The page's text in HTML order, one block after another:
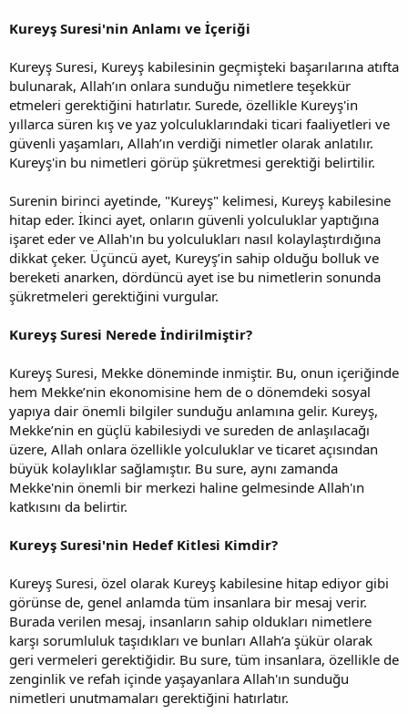
Kureyş Suresi'nin Anlamı ve İçeriği
Kureyş Suresi, Kureyş kabilesinin geçmişteki başarılarına atıfta
bulunarak, Allah’ın onlara sunduğu nimetlere teşekkür
etmeleri gerektiğini hatırlatır. Surede, özellikle Kureyş'in
yıllarca süren kış ve yaz yolculuklarındaki ticari faaliyetleri ve
güvenli yaşamları, Allah’ın verdiği nimetler olarak anlatılır.
Kureyş'in bu nimetleri görüp şükretmesi gerektiği belirtilir.
Surenin birinci ayetinde, "Kureyş" kelimesi, Kureyş kabilesine
hitap eder. İkinci ayet, onların güvenli yolculuklar yaptığına
işaret eder ve Allah'ın bu yolculukları nasıl kolaylaştırdığına
dikkat çeker. Üçüncü ayet, Kureyş’in sahip olduğu bolluk ve
bereketi anarken, dördüncü ayet ise bu nimetlerin sonunda
şükretmeleri gerektiğini vurgular.
Kureyş Suresi Nerede İndirilmiştir?
Kureyş Suresi, Mekke döneminde inmiştir. Bu, onun içeriğinde
hem Mekke’nin ekonomisine hem de o dönemdeki sosyal
yapıya dair önemli bilgiler sunduğu anlamına gelir. Kureyş,
Mekke’nin en güçlü kabilesiydi ve sureden de anlaşılacağı
üzere, Allah onlara özellikle yolculuklar ve ticaret açısından
büyük kolaylıklar sağlamıştır. Bu sure, aynı zamanda
Mekke'nin önemli bir merkezi haline gelmesinde Allah'ın
katkısını da belirtir.
Kureyş Suresi'nin Hedef Kitlesi Kimdir?
Kureyş Suresi, özel olarak Kureyş kabilesine hitap ediyor gibi
görünse de, genel anlamda tüm insanlara bir mesaj verir.
Burada verilen mesaj, insanların sahip oldukları nimetlere
karşı sorumluluk taşıdıkları ve bunları Allah’a şükür olarak
geri vermeleri gerektiğidir. Bu sure, tüm insanlara, özellikle de
zenginlik ve refah içinde yaşayanlara Allah'ın sunduğu
nimetleri unutmamaları gerektiğini hatırlatır.